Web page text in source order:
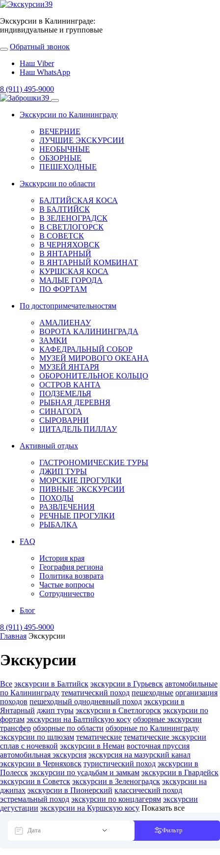
Экскурсии в Калининграде:
индивидуальные и групповые
Обратный звонок
Наш Viber
Наш WhatsApp
8 (911) 495-9000
Экскурсии по Калининграду
ВЕЧЕРНИЕ
ЛУЧШИЕ ЭКСКУРСИИ
НЕОБЫЧНЫЕ
ОБЗОРНЫЕ
ПЕШЕХОДНЫЕ
Экскурсии по области
БАЛТИЙСКАЯ КОСА
В БАЛТИЙСК
В ЗЕЛЕНОГРАДСК
В СВЕТЛОГОРСК
В СОВЕТСК
В ЧЕРНЯХОВСК
В ЯНТАРНЫЙ
В ЯНТАРНЫЙ КОМБИНАТ
КУРШСКАЯ КОСА
МАЛЫЕ ГОРОДА
ПО ФОРТАМ
По достопримечательностям
АМАЛИЕНАУ
ВОРОТА КАЛИНИНГРАДА
ЗАМКИ
КАФЕДРАЛЬНЫЙ СОБОР
МУЗЕЙ МИРОВОГО ОКЕАНА
МУЗЕЙ ЯНТАРЯ
ОБОРОНИТЕЛЬНОЕ КОЛЬЦО
ОСТРОВ КАНТА
ПОДЗЕМЕЛЬЯ
РЫБНАЯ ДЕРЕВНЯ
СИНАГОГА
СЫРОВАРНИ
ЦИТАДЕЛЬ ПИЛЛАУ
Активный отдых
ГАСТРОНОМИЧЕСКИЕ ТУРЫ
ДЖИП ТУРЫ
МОРСКИЕ ПРОГУЛКИ
ПИВНЫЕ ЭКСКУРСИИ
ПОХОДЫ
РАЗВЛЕЧЕНИЯ
РЕЧНЫЕ ПРОГУЛКИ
РЫБАЛКА
FAQ
История края
География региона
Политика возврата
Частые вопросы
Сотрудничество
Блог
8 (911) 495-9000
Главная Экскурсии
Экскурсии
Все экскурсии в Балтийск экскурсии в Гурьевск автомобильные
по Калининграду тематический поход пешеходные организация
походов пешеходный однодневный поход экскурсии в
Янтарный джип туры экскурсии в Светлогорск экскурсии по
фортам экскурсии на Балтийскую косу обзорные экскурсии
трансфер обзорные по области обзорные по Калининграду
экскурсии по шлюзам тематические тематические экскурсии
сплав с ночевкой экскурсии в Неман восточная пруссия
автомобильная экскурсия экскурсия на мазурский канал
экскурсии в Черняховск туристический поход экскурсии в
Полесск экскурсии по усадьбам и замкам экскурсии в Гвардейск
экскурсии в Советск экскурсии в Зеленоградск экскурсии на
джипах экскурсии в Пионерский классический поход
эстремальный поход экскурсии по концлагерям экскурсии
дегустации экскурсии на Куршскую косу Показать все
Фильтр